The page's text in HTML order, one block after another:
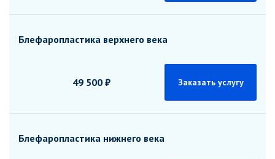
Блефаропластика верхнего века
49 500 ₽ Заказать услугу
Блефаропластика нижнего века